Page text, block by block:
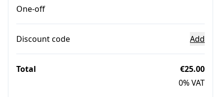
One-off
Discount code Add
Total
€25.00
0% VAT